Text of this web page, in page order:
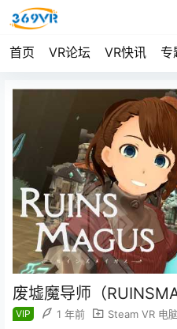
首页 VR论坛 VR快讯 专
废墟魔导师（
VIP 1 年前 Steam VR 电